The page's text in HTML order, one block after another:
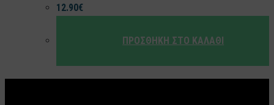
12.90€
ΠΡΟΣΘΉΚΗ ΣΤΟ ΚΑΛΆΘΙ